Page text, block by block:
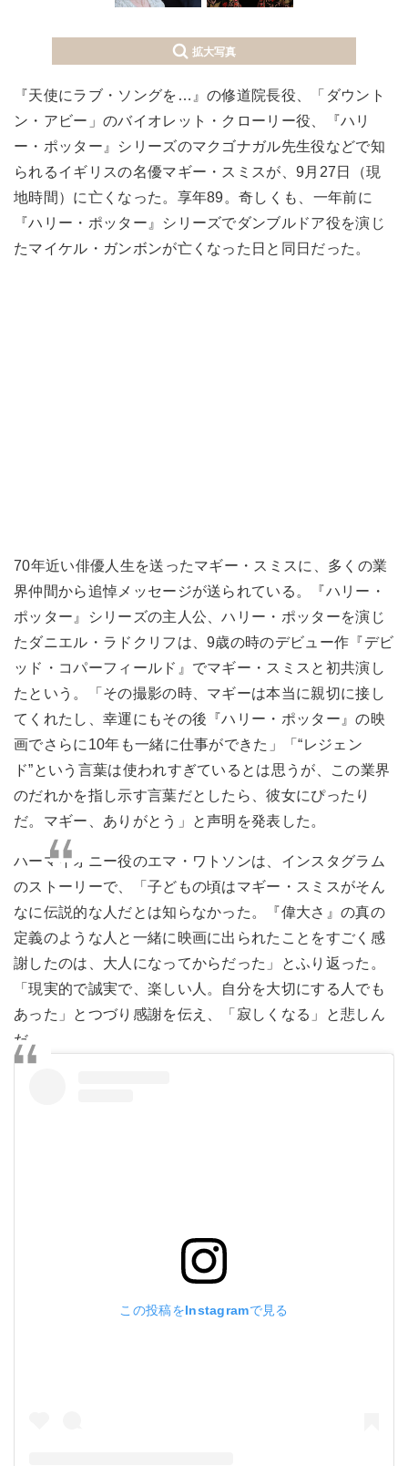
拡大写真
『天使にラブ・ソングを…』の修道院長役、「ダウント
ン・アビー」のバイオレット・クローリー役、『ハリ
ー・ポッター』シリーズのマクゴナガル先生役などで知
られるイギリスの名優マギー・スミスが、9月27日（現
地時間）に亡くなった。享年89。奇しくも、一年前に
『ハリー・ポッター』シリーズでダンブルドア役を演じ
たマイケル・ガンボンが亡くなった日と同日だった。
70年近い俳優人生を送ったマギー・スミスに、多くの業
界仲間から追悼メッセージが送られている。『ハリー・
ポッター』シリーズの主人公、ハリー・ポッターを演じ
たダニエル・ラドクリフは、9歳の時のデビュー作『デビ
ッド・コパーフィールド』でマギー・スミスと初共演し
たという。「その撮影の時、マギーは本当に親切に接し
てくれたし、幸運にもその後『ハリー・ポッター』の映
画でさらに10年も一緒に仕事ができた」「“レジェン
ド”という言葉は使われすぎているとは思うが、この業界
のだれかを指し示す言葉だとしたら、彼女にぴったり
だ。マギー、ありがとう」と声明を発表した。
ハーマイオニー役のエマ・ワトソンは、インスタグラム
のストーリーで、「子どもの頃はマギー・スミスがそん
なに伝説的な人だとは知らなかった。『偉大さ』の真の
定義のような人と一緒に映画に出られたことをすごく感
謝したのは、大人になってからだった」とふり返った。
「現実的で誠実で、楽しい人。自分を大切にする人でも
あった」とつづり感謝を伝え、「寂しくなる」と悲しん
だ。
この投稿をInstagramで見る